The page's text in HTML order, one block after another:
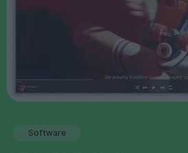
Software